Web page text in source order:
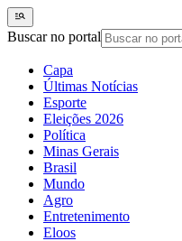
Buscar no portal
Capa
Últimas Notícias
Esporte
Eleições 2026
Política
Minas Gerais
Brasil
Mundo
Agro
Entretenimento
Eloos